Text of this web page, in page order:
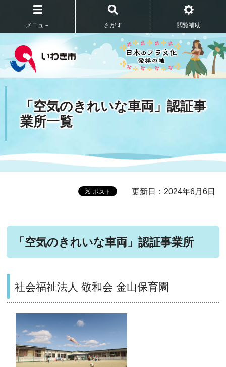
メニュ－ さがす 閲覧補助
「空気のきれいな車両」認証事
業所一覧
更新日：2024年6月6日
「空気のきれいな車両」認証事業所
社会福祉法人 敬和会 金山保育園